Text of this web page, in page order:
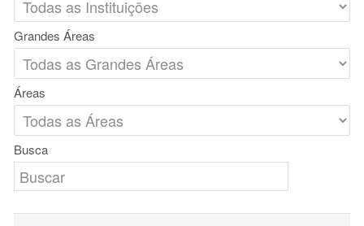
Grandes Áreas
Áreas
Busca